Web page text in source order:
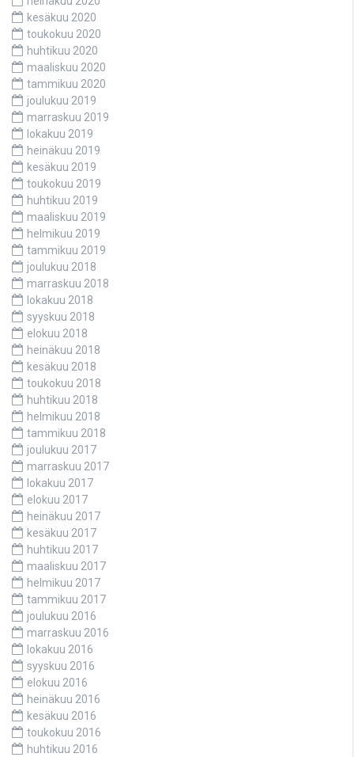
kesäkuu 2020
toukokuu 2020
huhtikuu 2020
maaliskuu 2020
tammikuu 2020
joulukuu 2019
marraskuu 2019
lokakuu 2019
heinäkuu 2019
kesäkuu 2019
toukokuu 2019
huhtikuu 2019
maaliskuu 2019
helmikuu 2019
tammikuu 2019
joulukuu 2018
marraskuu 2018
lokakuu 2018
syyskuu 2018
elokuu 2018
heinäkuu 2018
kesäkuu 2018
toukokuu 2018
huhtikuu 2018
helmikuu 2018
tammikuu 2018
joulukuu 2017
marraskuu 2017
lokakuu 2017
elokuu 2017
heinäkuu 2017
kesäkuu 2017
huhtikuu 2017
maaliskuu 2017
helmikuu 2017
tammikuu 2017
joulukuu 2016
marraskuu 2016
lokakuu 2016
syyskuu 2016
elokuu 2016
heinäkuu 2016
kesäkuu 2016
toukokuu 2016
huhtikuu 2016